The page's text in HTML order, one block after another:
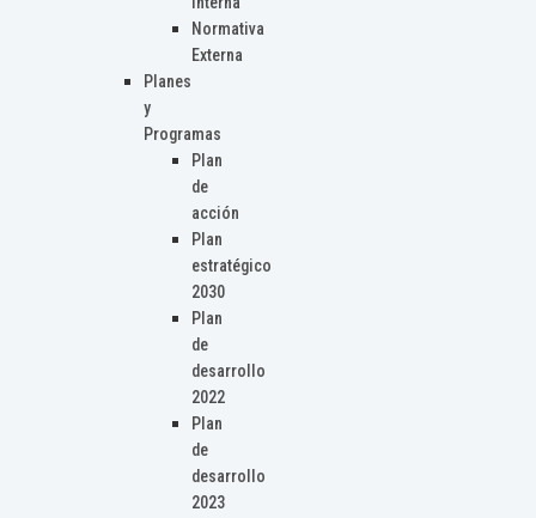
Normativa
Externa
Planes
y
Programas
Plan
de
acción
Plan
estratégico
2030
Plan
de
desarrollo
2022
Plan
de
desarrollo
2023